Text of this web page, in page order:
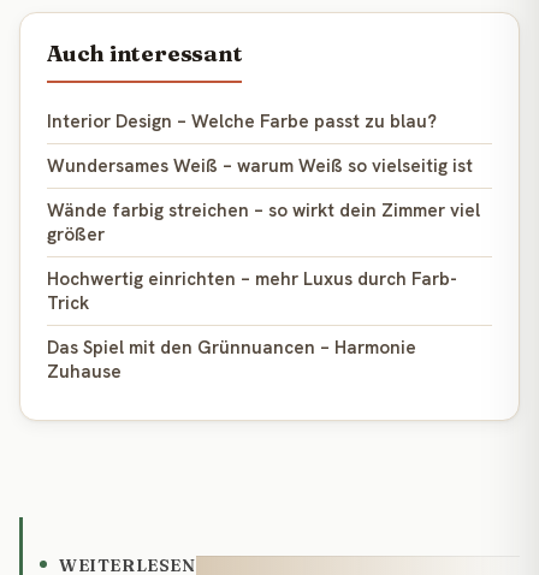
Auch interessant
Interior Design – Welche Farbe passt zu blau?
Wundersames Weiß – warum Weiß so vielseitig ist
Wände farbig streichen – so wirkt dein Zimmer viel
größer
Hochwertig einrichten – mehr Luxus durch Farb-
Trick
Das Spiel mit den Grünnuancen – Harmonie
Zuhause
WEITERLESEN